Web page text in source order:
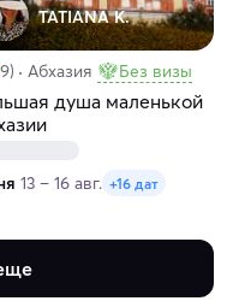
TATIANA K.
Абхазия Без визы
душа маленькой
13 – 16 авг. +16 дат